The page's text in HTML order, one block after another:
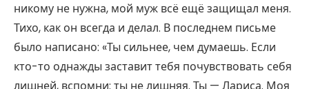
никому не нужна, мой муж всё ещё защищал меня.
Тихо, как он всегда и делал. В последнем письме
было написано: «Ты сильнее, чем думаешь. Если
кто-то однажды заставит тебя почувствовать себя